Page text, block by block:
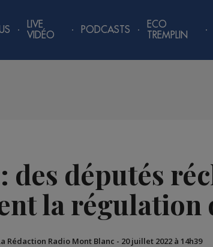
LIVE
VIDÉO
PODCASTS
ECO
TREMPLIN
des députés
la régulation
Rédaction Radio Mont Blanc - 20 juillet 2022 à 14h39